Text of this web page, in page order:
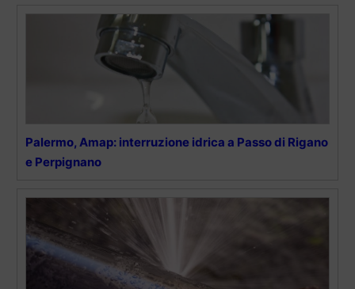
Palermo, Amap: interruzione idrica a Passo di Rigano
e Perpignano